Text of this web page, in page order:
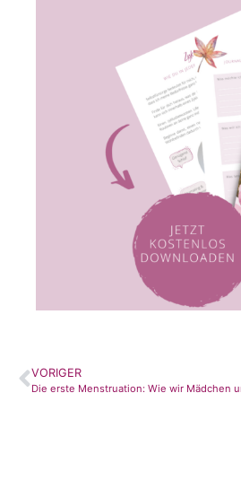
VORIGER
Die erste Menstruation: Wie wir Mädchen